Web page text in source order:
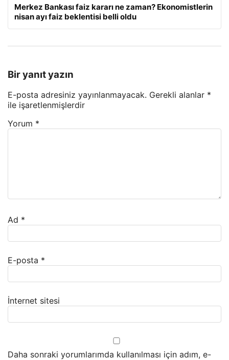
Merkez Bankası faiz kararı ne zaman? Ekonomistlerin
nisan ayı faiz beklentisi belli oldu
Bir yanıt yazın
E-posta adresiniz yayınlanmayacak. Gerekli alanlar *
ile işaretlenmişlerdir
Yorum *
Ad *
E-posta *
İnternet sitesi
Daha sonraki yorumlarımda kullanılması için adım, e-